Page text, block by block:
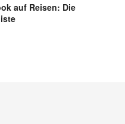
auf Reisen: Die